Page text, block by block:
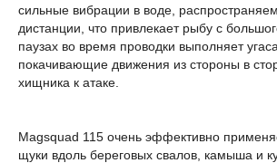
сильные вибрации в воде,
дистанции, что привлекает рыбу с
паузах во время проводки выполняет
покачивающие движения из стороны в
хищника к атаке.
Magsquad 115 очень эффективно
щуки вдоль береговых свалов, камыша и